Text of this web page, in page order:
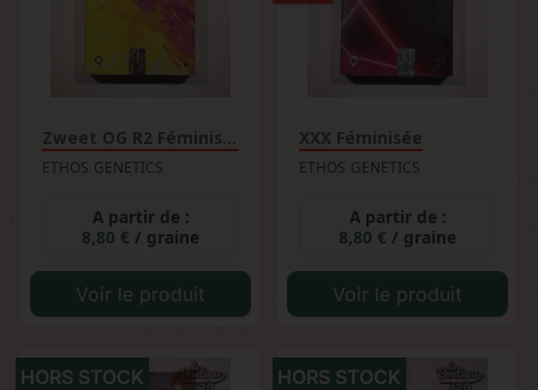
Zweet OG R2 Féminisée
ETHOS GENETICS
A partir de :
8,80 € / graine
Voir le produit
XXX Féminisée
ETHOS GENETICS
A partir de :
8,80 € / graine
Voir le produit
HORS STOCK
HORS STOCK